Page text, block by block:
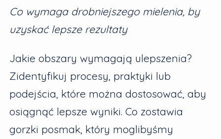
Co wymaga drobniejszego mielenia, by
uzyskać lepsze rezultaty
Jakie obszary wymagają ulepszenia?
Zidentyfikuj procesy, praktyki lub
podejścia, które można dostosować, aby
osiągnąć lepsze wyniki. Co zostawia
gorzki posmak, który moglibyśmy